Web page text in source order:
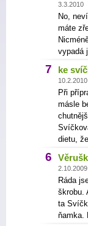
No,
máte
vypadá
7 ke
Při
másle
dietu,
6
Ráda
škrobu.
ta
ňamka.